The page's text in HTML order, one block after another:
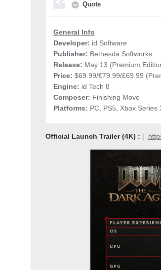
Quote
General Info
Developer: id Software
Publisher: Bethesda Softworks
Release: May 13 (Premium
Price: $69.99/€79.99/£69.99
Engine: id Tech 8
Composer: Finishing Move
Platforms: PC, PS5, Xbox Series
Official Launch Trailer (4K) : [